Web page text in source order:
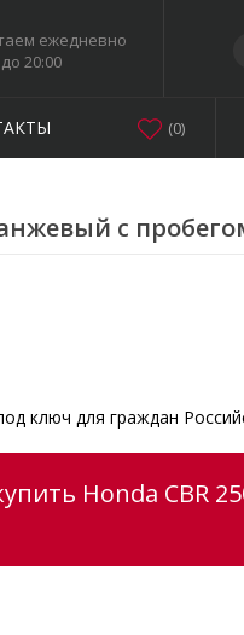
ежедневно
20:00
(0)
с
ключ для граждан
Honda CBR